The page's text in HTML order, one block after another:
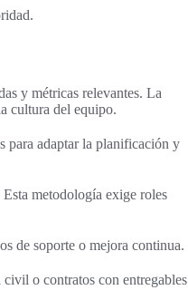
y métricas relevantes. La
cultura del equipo.
para adaptar la planificación y
metodología exige roles
de soporte o mejora continua.
civil o contratos con entregables